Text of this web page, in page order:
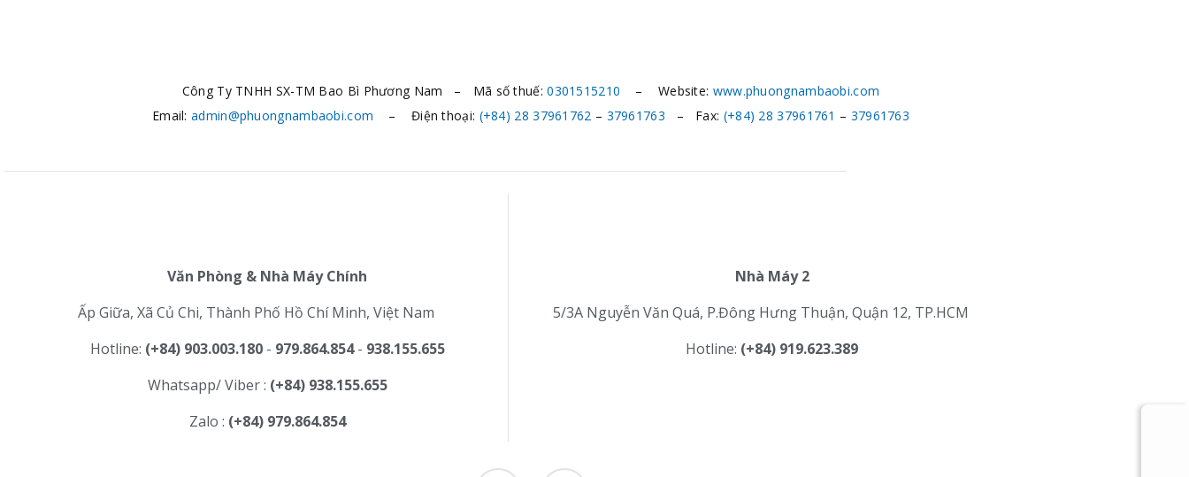
Công Ty TNHH SX-TM Bao Bì Phương Nam – Mã số thuế:0301515210 – Website: www.phuongnambaobi.com
Email:admin@phuongnambaobi.com – Điện thoại: (+84) 28 37961762 – 37961763 – Fax: (+84) 2837961761 – 37961763
Văn Phòng & Nhà Máy Chính
Ấp Giữa, Xã Củ Chi, Thành Phố Hồ Chí Minh, Việt Nam
Hotline: (+84) 903.003.180- 979.864.854- 938.155.655
Whatsapp/ Viber : (+84) 938.155.655
Zalo : (+84) 979.864.854
Nhà Máy 2
5/3A Nguyễn Văn Quá, P.Đông Hưng Thuận, Quận 12, TP.HCM
Hotline: (+84) 919.623.389
c
o